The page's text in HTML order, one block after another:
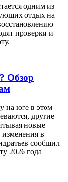
одним из
отдых на
проверки и
Обзор
на юге в этом
другие
новые
изменения в
сообщил
2026 года